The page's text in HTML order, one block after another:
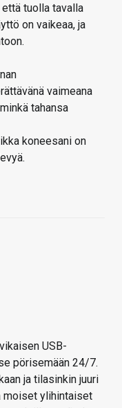
tuolla tavalla
on vaikeaa, ja
vaimeana
tahansa
koneesani on
USB-
pörisemään 24/7.
ja tilasinkin juuri
moiset ylihintaiset